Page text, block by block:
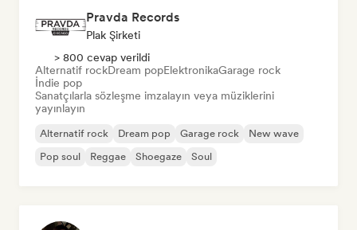
Pravda Records
Plak Şirketi
> 800 cevap verildi
Alternatif rockDream popElektronikaGarage rock
İndie pop
Sanatçılarla sözleşme imzalayın veya müziklerini
yayınlayın
Alternatif rock Dream pop Garage rock
New wave
Pop soul
Reggae Shoegaze Soul